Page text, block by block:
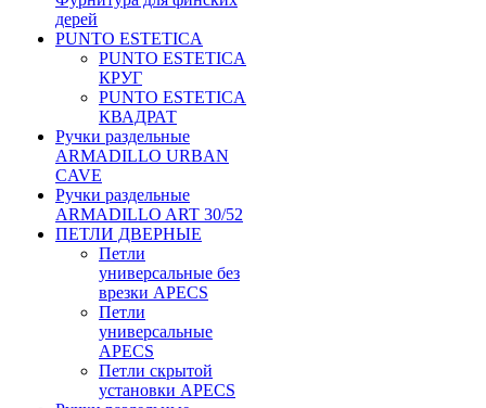
дерей
PUNTO ESTETICA
PUNTO ESTETICA
КРУГ
PUNTO ESTETICA
КВАДРАТ
Ручки раздельные
ARMADILLO URBAN
CAVE
Ручки раздельные
ARMADILLO ART 30/52
ПЕТЛИ ДВЕРНЫЕ
Петли
универсальные без
врезки APECS
Петли
универсальные
APECS
Петли скрытой
установки APECS